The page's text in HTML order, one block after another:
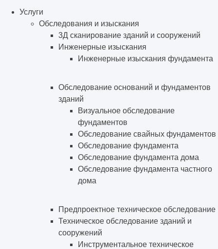
Услуги
Обследования и изыскания
3Д сканирование зданий и сооружений
Инженерные изыскания
Инженерные изыскания фундамента
Обследование оснований и фундаментов
зданий
Визуальное обследование
фундаментов
Обследование свайных фундаментов
Обследование фундамента
Обследование фундамента дома
Обследование фундамента частного
дома
Предпроектное техническое обследование
Техническое обследование зданий и
сооружений
Инструментальное техническое